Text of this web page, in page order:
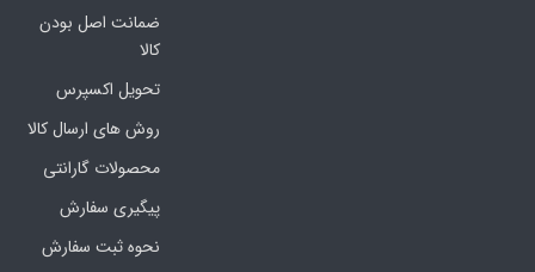
ضمانت اصل بودن
کالا
تحویل اکسپرس
روش های ارسال کالا
محصولات گارانتی
پیگیری سفارش
نحوه ثبت سفارش